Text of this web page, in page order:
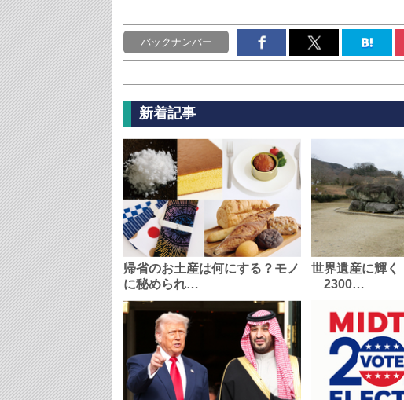
バックナンバー
新着記事
帰省のお土産は何にする？モノ
に秘められ…
世界遺産に輝く
2300…